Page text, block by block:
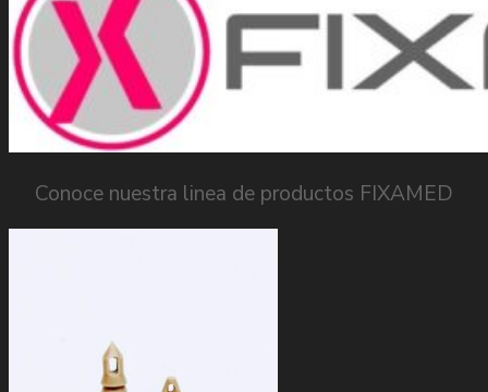
Conoce nuestra linea de productos FIXAMED